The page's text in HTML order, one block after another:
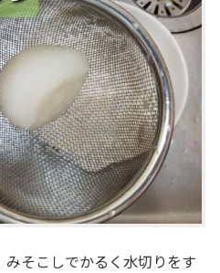
そこしでかるく水切りをす